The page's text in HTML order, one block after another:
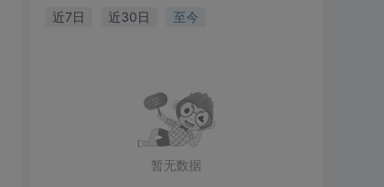
近7日 近30日 至今
暂无数据